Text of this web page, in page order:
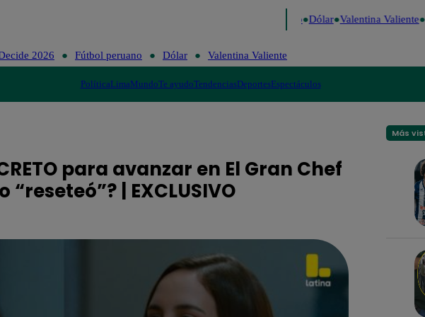
Dólar Valentina Valiente
2026 Fútbol peruano Dólar Valentina Valiente
PolíticaLimaMundoTe ayudoTendenciasDeportesEspectáculos
para avanzar en El Gran Chef
| EXCLUSIVO
Más